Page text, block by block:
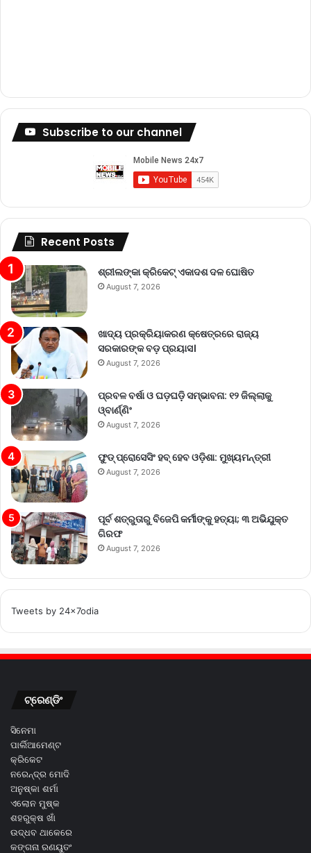
Subscribe to our channel
Recent Posts
ଶ୍ରୀଲଙ୍କା କ୍ରିକେଟ୍‌ ଏକାଦଶ ଦଳ ଘୋଷିତ
August 7, 2026
ଖାଦ୍ୟ ପ୍ରକ୍ରିୟାକରଣ କ୍ଷେତ୍ରରେ ରାଜ୍ୟ
ସରକାରଙ୍କ ବଡ଼ ପ୍ରୟାସ।
August 7, 2026
ପ୍ରବଳ ବର୍ଷା ଓ ଘଡ଼ଘଡ଼ି ସମ୍ଭାବନା: ୧୨ ଜିଲ୍ଲାକୁ
ଓ୍ବାର୍ଣ୍ଣିଂ
August 7, 2026
ଫୁଡ୍ ପ୍ରୋସେସିଂ ହବ୍ ହେବ ଓଡ଼ିଶା: ମୁଖ୍ୟମନ୍ତ୍ରୀ
August 7, 2026
ପୂର୍ବ ଶତ୍ରୁତାରୁ ବିଜେପି କର୍ମୀଙ୍କୁ ହତ୍ୟା; ୩ ଅଭିଯୁକ୍ତ
ଗିରଫ
August 7, 2026
Tweets by 24x7odia
ଟ୍ରେଣ୍ଡିଂ
ସିନେମା
ପାର୍ଲିଆମେଣ୍ଟ
କ୍ରିକେଟ
ନରେନ୍ଦ୍ର ମୋଦି
ଅନୁଷ୍କା ଶର୍ମା
ଏଲୋନ ମୁଷ୍କ
ଶହରୁକ୍ଷ ଖାଁ
ଉଦ୍ଧବ ଥାକେରେ
କଙ୍ଗନା ରଣୟୁତଂ